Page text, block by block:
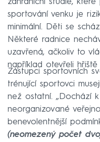
sportování venku je
minimální. Děti se
Některé radnice
uzavřená, ačkoliv to
například otevřeli hřiště
Zástupci sportovních
trénující sportovci
než ostatní. „Dochází
neorganizované
benevolentnější
(neomezený počet